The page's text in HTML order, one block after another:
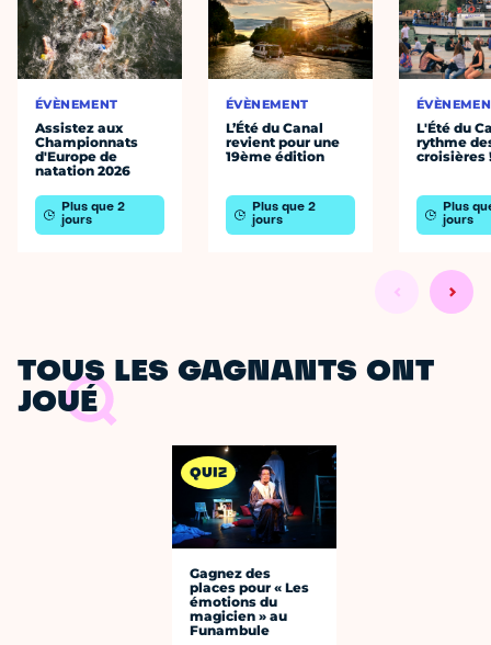
ÉVÈNEMENT
Assistez aux
Championnats
d'Europe de
natation 2026
Plus que 2
jours
ÉVÈNEMENT
L’Été du Canal
revient pour une
19ème édition
Plus que 2
jours
L'Été du
rythme
croisières
Plus
jours
TOUS LES GAGNANTS ONT
JOUÉ
Gagnez des
places pour « Les
émotions du
magicien » au
Funambule